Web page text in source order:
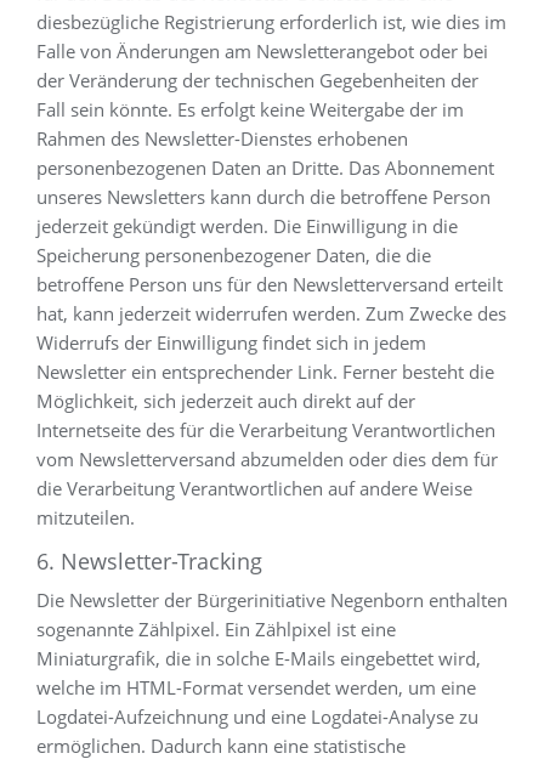
diesbezügliche Registrierung erforderlich ist, wie dies im
Falle von Änderungen am Newsletterangebot oder bei
der Veränderung der technischen Gegebenheiten der
Fall sein könnte. Es erfolgt keine Weitergabe der im
Rahmen des Newsletter-Dienstes erhobenen
personenbezogenen Daten an Dritte. Das Abonnement
unseres Newsletters kann durch die betroffene Person
jederzeit gekündigt werden. Die Einwilligung in die
Speicherung personenbezogener Daten, die die
betroffene Person uns für den Newsletterversand erteilt
hat, kann jederzeit widerrufen werden. Zum Zwecke des
Widerrufs der Einwilligung findet sich in jedem
Newsletter ein entsprechender Link. Ferner besteht die
Möglichkeit, sich jederzeit auch direkt auf der
Internetseite des für die Verarbeitung Verantwortlichen
vom Newsletterversand abzumelden oder dies dem für
die Verarbeitung Verantwortlichen auf andere Weise
mitzuteilen.
6. Newsletter-Tracking
Die Newsletter der Bürgerinitiative Negenborn enthalten
sogenannte Zählpixel. Ein Zählpixel ist eine
Miniaturgrafik, die in solche E-Mails eingebettet wird,
welche im HTML-Format versendet werden, um eine
Logdatei-Aufzeichnung und eine Logdatei-Analyse zu
ermöglichen. Dadurch kann eine statistische